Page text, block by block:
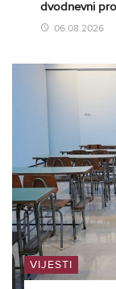
dvodnevni
06.08.2026
VIJESTI